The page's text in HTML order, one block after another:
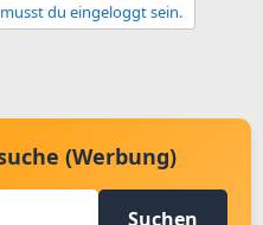
du eingeloggt sein.
(Werbung)
Suchen